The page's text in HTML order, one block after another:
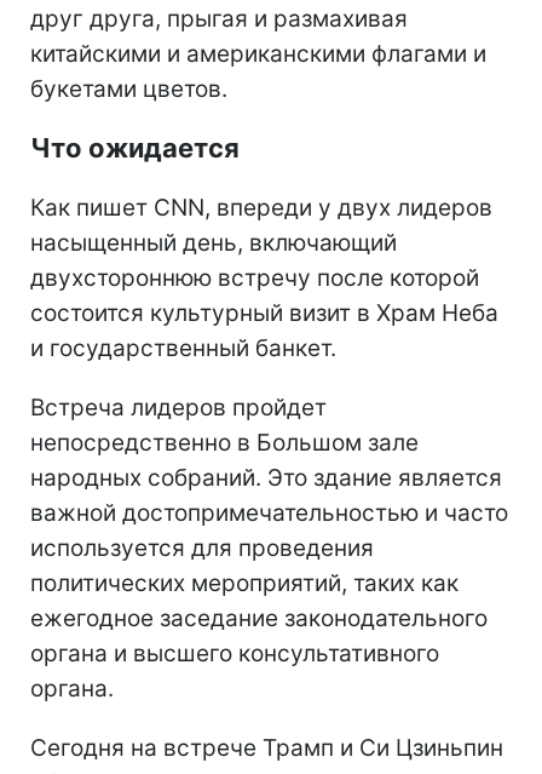
друг друга, прыгая и размахивая
китайскими и американскими флагами и
букетами цветов.
Что ожидается
Как пишет CNN, впереди у двух лидеров
насыщенный день, включающий
двухстороннюю встречу после которой
состоится культурный визит в Храм Неба
и государственный банкет.
Встреча лидеров пройдет
непосредственно в Большом зале
народных собраний. Это здание является
важной достопримечательностью и часто
используется для проведения
политических мероприятий, таких как
ежегодное заседание законодательного
органа и высшего консультативного
органа.
Сегодня на встрече Трамп и Си Цзиньпин